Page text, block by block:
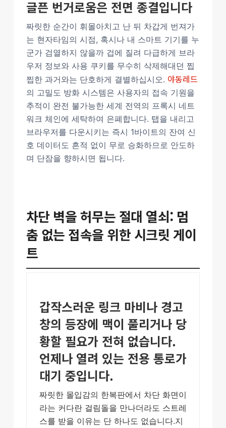
글픈 번거로움은 전면 종결입니다
짜릿한 순간이 휘몰아치고 난 뒤 차갑게 번져가
는 현자타임의 시점, 혹시나 내 스마트 기기를 누
군가 검열하지 않을까 겁에 질려 다급하게 브라
우저 정보와 사용 쿠키를 무수히 삭제해대던 찝
찝한 과거와는 단호하게 결별하십시오. 야동레드
의 고밀도 방화 시스템은 사용자의 접속 기원을
추적이 완전 불가능한 세계 전역의 프록시 네트
워크 체인에 세탁하여 은폐합니다. 탭을 내리고
브라우저를 다운시키는 즉시 1바이트의 잔여 신
호 데이터도 흔적 없이 무로 승화하므로 안도하
며 단잠을 향하시면 됩니다.
차단 벽을 허무는 절대 열쇠: 멈
춤 없는 접속을 위한 시크릿 게이
트
갑작스러운 링크 마비나 경고
창의 등장에 맥이 풀리거나 당
황할 필요가 전혀 없습니다.
언제나 열려 있는 전용 통로가
대기 중입니다.
짜릿한 몰입감의 한복판에서 차단 화면이
라는 커다란 걸림돌을 만나더라도 스트레
스를 받을 이유는 단 하나도 없습니다.지